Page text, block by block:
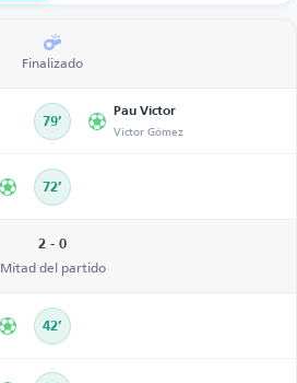
Finalizado
79’
Pau Víctor
Víctor Gómez
72’
2 - 0
Mitad del partido
42’